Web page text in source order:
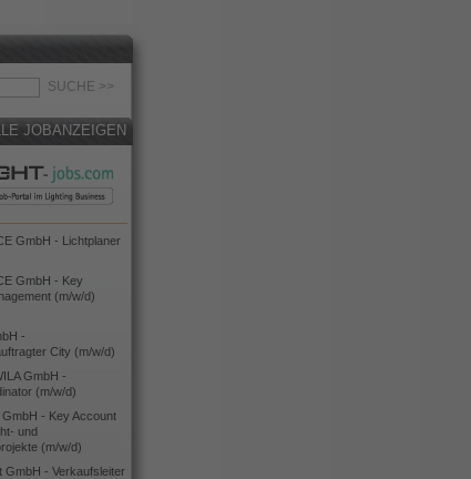
JOBANZEIGEN
GmbH - Lichtplaner
GmbH - Key
(m/w/d)
-
City (m/w/d)
GmbH -
(m/w/d)
- Key Account
und
(m/w/d)
GmbH - Verkaufsleiter